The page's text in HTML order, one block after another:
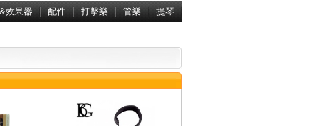
效果器 配件 打擊樂 管樂 提琴